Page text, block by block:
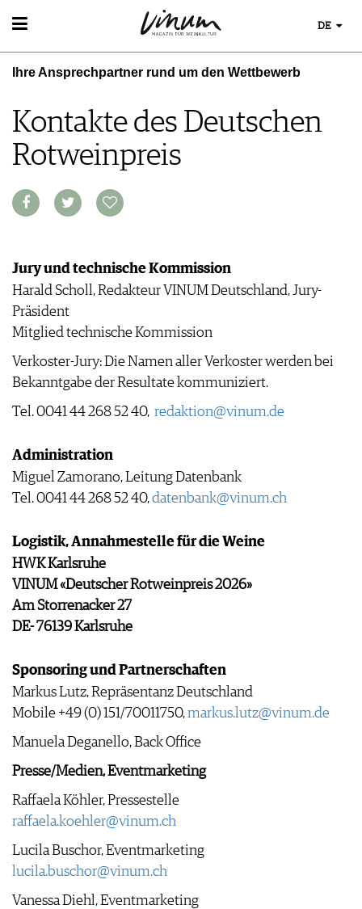
WEIN
WEINSUCHE
WINETRADECLUB
WEINE DES MONATS
UNIQUE WINERIES
CLUB LES DOMAINES
WEINREGIONEN
WEINLEXIKON
WEINGESCHICHTE
WEINLAGERUNG
INFOGRAFIKEN
TIPPS & TRICKS
EVENTS
EVENTKALENDER
AWARDS
EVENT-BILDER
FOOD PAIRING TABELLE
KULINARIK
REZEPTE
HOTSPOTS
KLARTEXT
EXTRAS
ABO
MEDIATHEK
APPS
VIDEOS
BILDSTRECKEN
BÜCHER
NEWS
WEINSZENE
PORTRAITS
VINOPHILES
ANMELDEN
GEWINNSPIELE
VORTEILSWELT
TRINKREIFETABELLE
NEWSLETTER
IMPRESSUM
AGB & DATENSCHUTZ
FAQ
DE
Ihre Ansprechpartner rund um den Wettbewerb
Kontakte des Deutschen
Rotweinpreis
Jury und technische Kommission
Harald Scholl, Redakteur VINUM Deutschland, Jury-
Präsident
Mitglied technische Kommission
Verkoster-Jury: Die Namen aller Verkoster werden bei
Bekanntgabe der Resultate kommuniziert.
Tel. 0041 44 268 52 40, redaktion@vinum.de
Administration
Miguel Zamorano, Leitung Datenbank
Tel. 0041 44 268 52 40,datenbank@vinum.ch
Logistik, Annahmestelle für die Weine
HWK Karlsruhe
VINUM «Deutscher Rotweinpreis 2026»
Am Storrenacker 27
DE- 76139 Karlsruhe
Sponsoring und Partnerschaften
Markus Lutz, Repräsentanz Deutschland
Mobile +49 (0) 151/70011750,markus.lutz@vinum.de
Manuela Deganello, Back Office
Presse/Medien, Eventmarketing
Raffaela Köhler, Pressestelle
raffaela.koehler@vinum.ch
Lucila Buschor, Eventmarketing
lucila.buschor@vinum.ch
Vanessa Diehl, Eventmarketing